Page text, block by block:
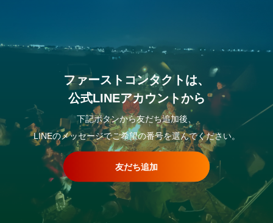
ファーストコンタクトは、
公式LINEアカウントから
下記ボタンから友だち追加後、
LINEのメッセージでご希望の番号を選んでください。
友だち追加